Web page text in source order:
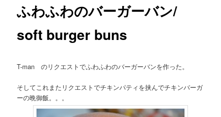
ふわふわのバーガーバン/
soft burger buns
T-man のリクエストでふわふわのバーガーバンを作った。
そしてこれまたリクエストでチキンパティを挟んでチキンバーガ
ーの晩御飯。。。